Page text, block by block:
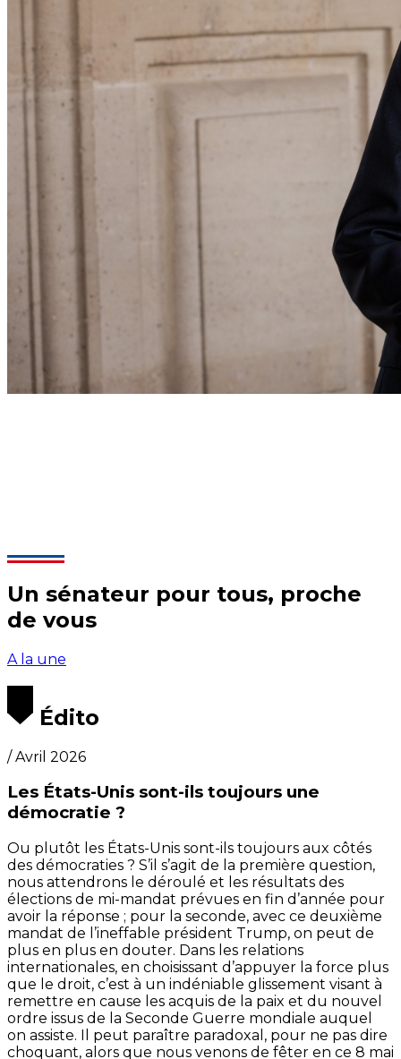
Un sénateur pour tous, proche
de vous
A la une
Édito
/ Avril 2026
Les États-Unis sont-ils toujours une
démocratie ?
Ou plutôt les États-Unis sont-ils toujours aux côtés
des démocraties ? S’il s’agit de la première question,
nous attendrons le déroulé et les résultats des
élections de mi-mandat prévues en fin d’année pour
avoir la réponse ; pour la seconde, avec ce deuxième
mandat de l’ineffable président Trump, on peut de
plus en plus en douter. Dans les relations
internationales, en choisissant d’appuyer la force plus
que le droit, c’est à un indéniable glissement visant à
remettre en cause les acquis de la paix et du nouvel
ordre issus de la Seconde Guerre mondiale auquel
on assiste. Il peut paraître paradoxal, pour ne pas dire
choquant, alors que nous venons de fêter en ce 8 mai